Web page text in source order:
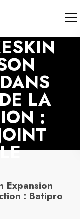
LA
:
Expansion
: Batipro